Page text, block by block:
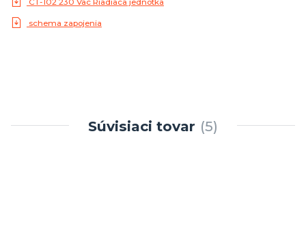
schema zapojenia
Súvisiaci tovar 5